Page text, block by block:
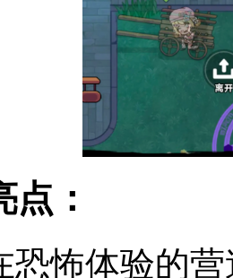
点：
恐怖体验的